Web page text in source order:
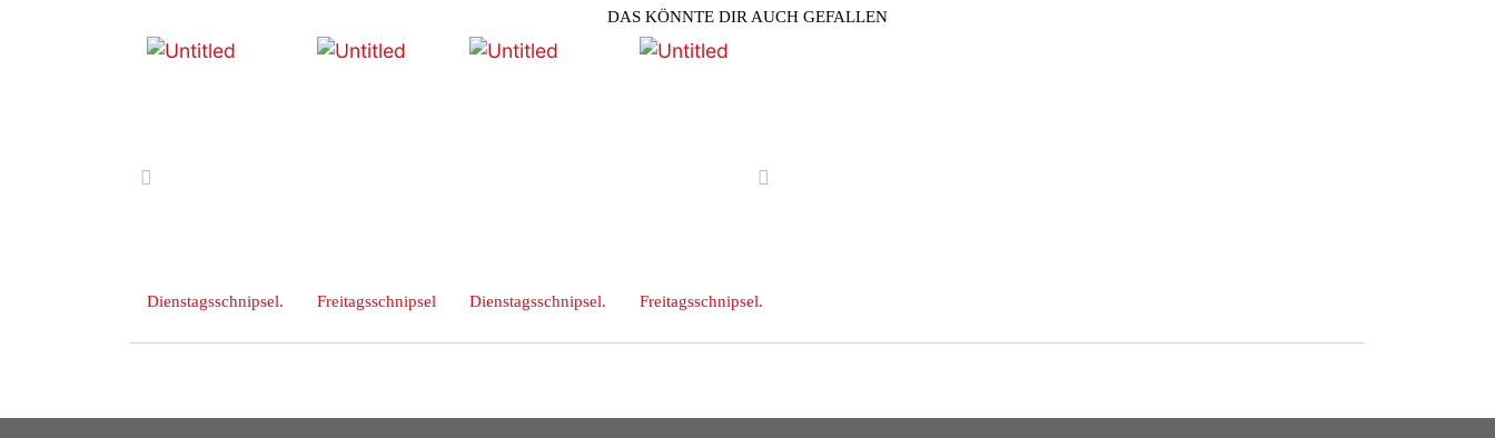
DAS KÖNNTE DIR AUCH GEFALLEN
Dienstagsschnipsel. Freitagsschnipsel Dienstagsschnipsel. Freitagsschnipsel.
zurück vor